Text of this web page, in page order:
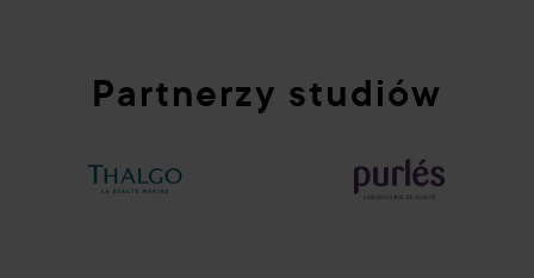
Partnerzy studiów